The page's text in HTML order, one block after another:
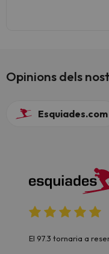
Opinions dels
Esquiades.com
El 97.3 tornaria a